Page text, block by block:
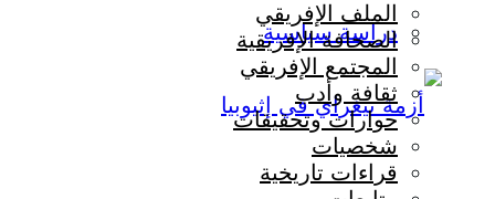
دراسة سياسية
الملف الإفريقي
الصحافة الإفريقية
المجتمع الإفريقي
ثقافة وأدب
حوارات وتحقيقات
شخصيات
قراءات تاريخية